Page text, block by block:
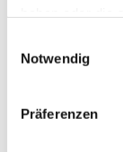
Notwendig
Präferenzen